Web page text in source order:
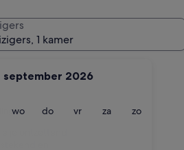
september 2026
wowoensdag
dodonderdag
vrvrijdag
zazaterdag
zozondag
1 kamer
van